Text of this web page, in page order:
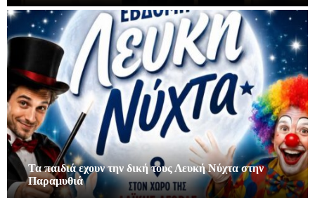
Τα παιδιά εχουν την δική τους Λευκή Νύχτα στην
Παραμυθιά